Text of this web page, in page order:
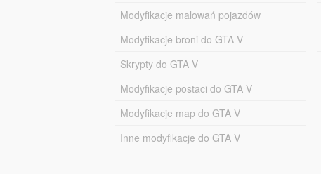
Modyfikacje malowań pojazdów
Modyfikacje broni do GTA V
Skrypty do GTA V
Modyfikacje postaci do GTA V
Modyfikacje map do GTA V
Inne modyfikacje do GTA V